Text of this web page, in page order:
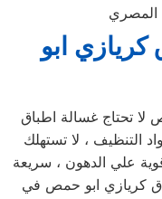
التنظيف ، لا تستهلك
علي الدهون ، سريعة
كريازي ابو حمص في